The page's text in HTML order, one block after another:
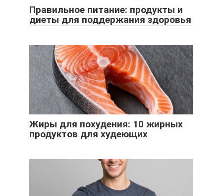
Правильное питание: продукты и
диеты для поддержания здоровья
Жиры для похудения: 10 жирных
продуктов для худеющих